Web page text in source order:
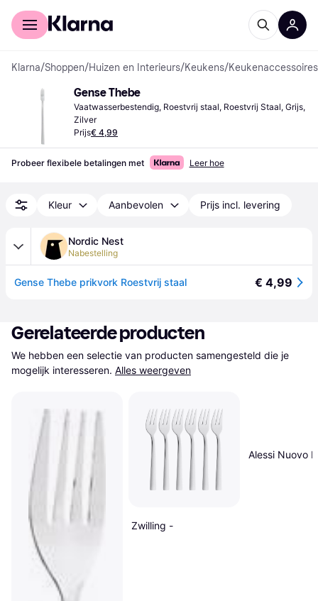
Voor shoppers
Klarna/Shoppen/Huizen en Interieurs/Keukens/Keukenaccessoires
Gense Thebe
Vaatwasserbestendig, Roestvrij staal, Roestvrij Staal, Grijs,
Zilver
Prijs€ 4,99
Probeer flexibele betalingen met Leer hoe
Kleur Aanbevolen Prijs incl. levering
Nordic Nest
Nabestelling
Gense Thebe prikvork Roestvrij staal € 4,99
Gerelateerde producten
We hebben een selectie van producten samengesteld die je
mogelijk interesseren. Alles weergeven
Zwilling -
Alessi Nuovo